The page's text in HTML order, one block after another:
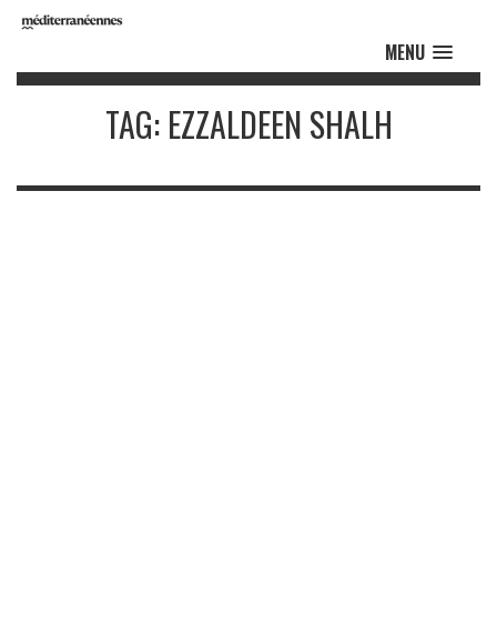
MENU
TAG: EZZALDEEN SHALH